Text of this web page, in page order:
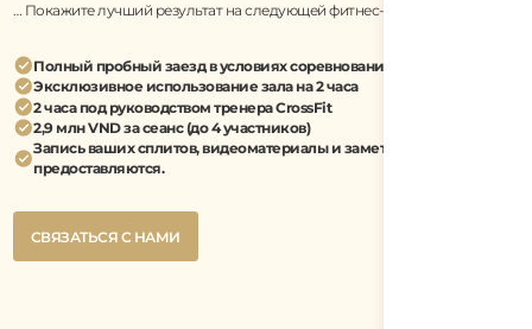
… Покажите лучший результат на следующей фитнес-гонке.
Полный пробный заезд в условиях соревнования
Эксклюзивное использование зала на 2 часа
2 часа под руководством тренера CrossFit
2,9 млн VND за сеанс (до 4 участников)
Запись ваших сплитов, видеоматериалы и заметки тренера
предоставляются.
Button
СВЯЗАТЬСЯ С НАМИ
СВЯЗАТЬСЯ С НАМИ